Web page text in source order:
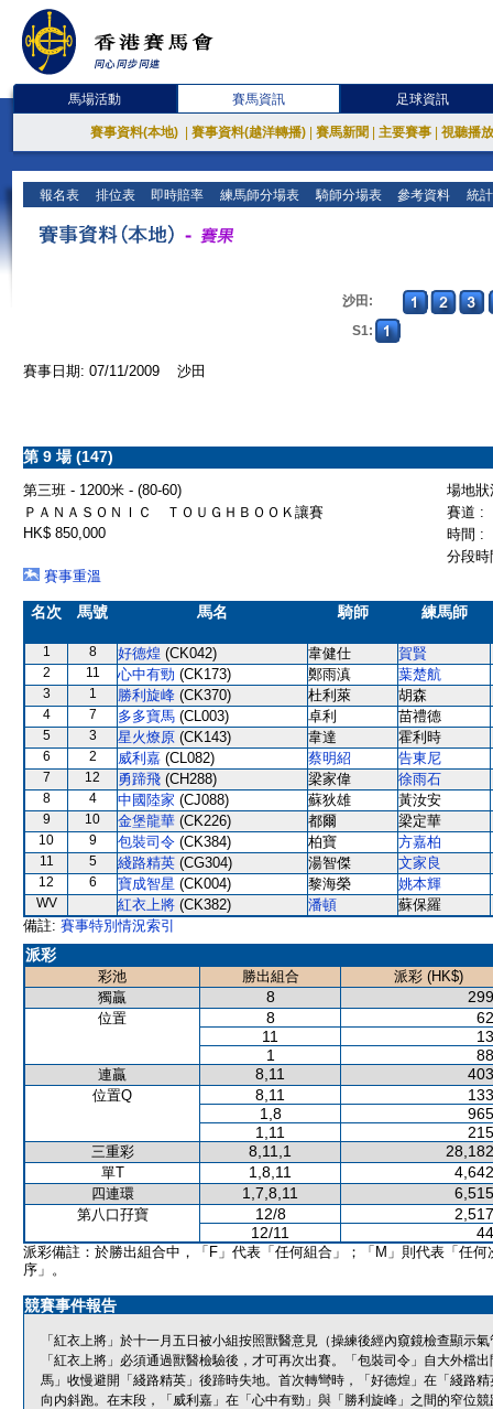
馬場活動 賽馬資訊 足球資訊
賽事資料(本地) 賽事資料(越洋轉播) 賽馬新聞 主要賽事 視聽播
報名表 排位表 即時賠率 練馬師分場表 騎師分場表 參考資料 統
沙田:
S1:
賽事日期: 07/11/2009 沙田
第 9 場 (147)
第三班 - 1200米 - (80-60)
場地
ＰＡＮＡＳＯＮＩＣ ＴＯＵＧＨＢＯＯＫ讓賽
賽道 :
HK$ 850,000
時間 :
分段
賽事重溫
名次 馬號 馬名 騎師 練馬師
1 8 好德煌 (CK042) 韋健仕 賀賢
2 11 心中有勁 (CK173) 鄭雨滇 葉楚航
3 1 勝利旋峰 (CK370) 杜利萊 胡森
4 7 多多寶馬 (CL003) 卓利 苗禮德
5 3 星火燎原 (CK143) 韋達 霍利時
6 2 威利嘉 (CL082) 蔡明紹 告東尼
7 12 勇蹄飛 (CH288) 梁家偉 徐雨石
8 4 中國陸家 (CJ088) 蘇狄雄 黃汝安
9 10 金堡龍華 (CK226) 都爾 梁定華
10 9 包裝司令 (CK384) 柏寶 方嘉柏
11 5 綫路精英 (CG304) 湯智傑 文家良
12 6 寶成智星 (CK004) 黎海榮 姚本輝
WV 紅衣上將 (CK382) 潘頓
蘇保羅
備註: 賽事特別情況索引
派彩
彩池 勝出組合
派彩 (HK$)
獨贏
8
位置 8
11
1
連贏 8,11
位置Q 8,11
1,8
1,11
三重彩 8,11,1
單T 1,8,11
四連環 1,7,8,11
第八口孖寶 12/8
12/11
派彩備註：於勝出組合中，「F」代表「任何組合」；「M」則代表「任何
序」。
競賽事件報告
「紅衣上將」於十一月五日被小組按照獸醫意見（操練後經內窺鏡檢查顯示
「紅衣上將」必須通過獸醫檢驗後，才可再次出賽。「包裝司令」自大外檔
馬」收慢避開「綫路精英」後蹄時失地。首次轉彎時，「好德煌」在「綫路
向内斜跑。在末段，「威利嘉」在「心中有勁」與「勝利旋峰」之間的窄位